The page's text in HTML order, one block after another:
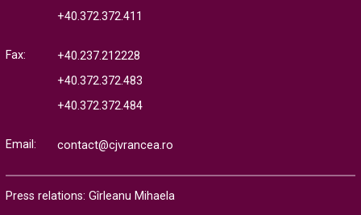
+40.372.372.411
Fax:
+40.237.212228
+40.372.372.483
+40.372.372.484
Email: contact@cjvrancea.ro
Press relations: Gîrleanu Mihaela